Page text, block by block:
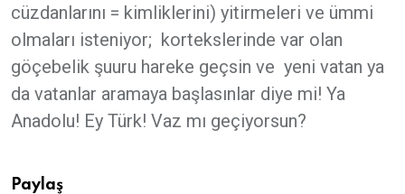
cüzdanlarını = kimliklerini) yitirmeleri ve ümmi
olmaları isteniyor; kortekslerinde var olan
göçebelik şuuru hareke geçsin ve yeni vatan ya
da vatanlar aramaya başlasınlar diye mi! Ya
Anadolu! Ey Türk! Vaz mı geçiyorsun?
Paylaş